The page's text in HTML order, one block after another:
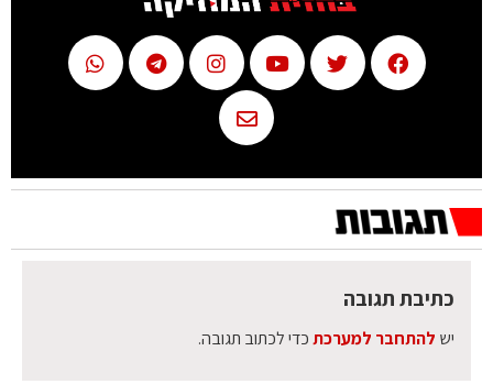
כתיבת תגובה
יש להתחבר למערכתכדי לכתוב תגובה.